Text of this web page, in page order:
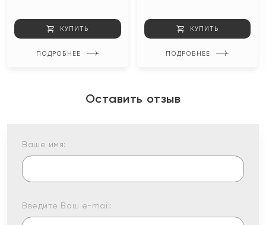
КУПИТЬ
ПОДРОБНЕЕ
КУПИТЬ
ПОДРОБНЕЕ
Оставить отзыв
Ваше имя:
Введите Ваш e-mail: